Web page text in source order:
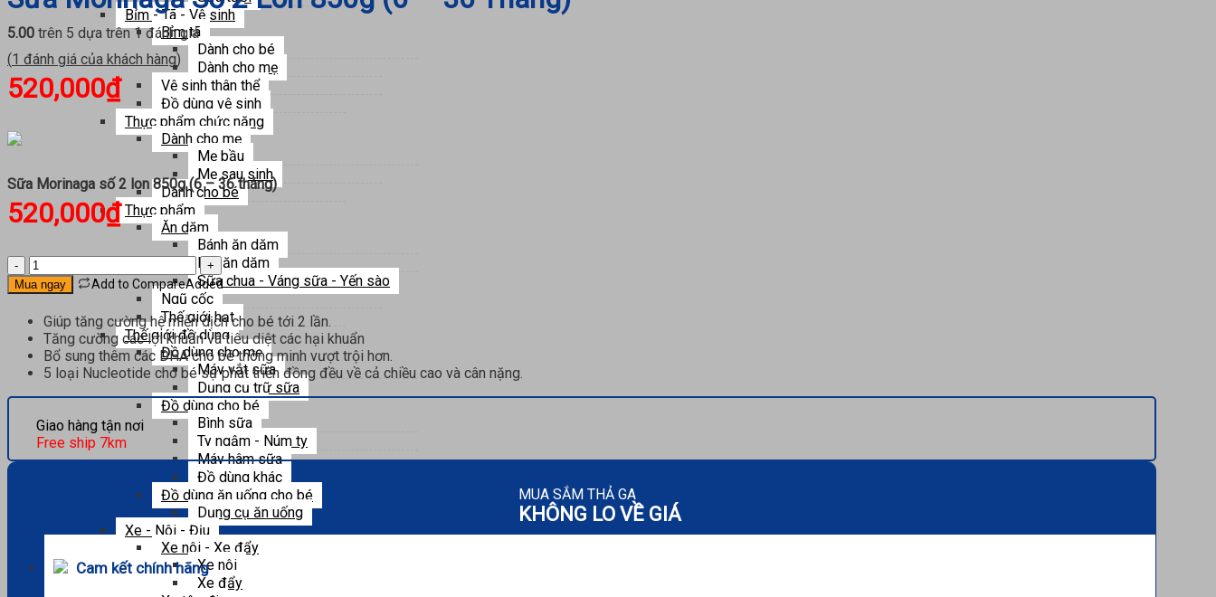
Bỉm - Tã - Vệ sinh
Bỉm tã
Dành cho bé
Dành cho mẹ
Vệ sinh thân thể
Đồ dùng vệ sinh
Thực phẩm chức năng
Dành cho mẹ
Mẹ bầu
Mẹ sau sinh
Dành cho bé
Thực phẩm
Ăn dặm
Bánh ăn dặm
Bột ăn dặm
Sữa chua - Váng sữa - Yến sào
Ngũ cốc
Thế giới hạt
Thế giới đồ dùng
Đồ dùng cho mẹ
Máy vắt sữa
Dụng cụ trữ sữa
Đồ dùng cho bé
Bình sữa
Ty ngậm - Núm ty
Máy hâm sữa
Đồ dùng khác
Đồ dùng ăn uống cho bé
Dụng cụ ăn uống
Xe - Nôi - Địu
Xe nôi - Xe đẩy
Xe nôi
Xe đẩy
5.00 trên 5 dựa trên1đánh giá
(1 đánh giá của khách hàng)
520,000₫
Giúp tăng cường hệ miễn dịch cho bé tới 2 lần.
Tăng cường các lợi khuẩn và tiêu diệt các hại khuẩn
Bổ sung thêm các DHA cho bé thông minh vượt trội hơn.
5 loại Nucleotide cho bé sự phát triển đồng đều về cả chiều cao và cân nặng.
Sữa Morinaga số 2 lon 850g (6 – 36 tháng)
520,000₫
Sữa
Morinaga
số
2
lon
850g
(6
36
tháng)
số
lượng
Mua ngay Add to CompareAdded
Giao hàng tận nơi
Free ship 7km
MUA SẮM THẢ GA
KHÔNG LO VỀ GIÁ
Cam kết chính hãng